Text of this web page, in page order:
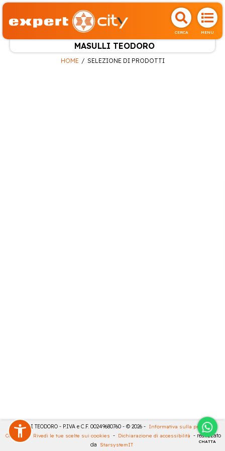
CERCA MENU
MASULLI TEODORO
CHATTA
HOME SELEZIONE DI PRODOTTI
MASULLI TEODORO - P.IVA e C.F. 00249680760 - © 2026 - Informativa sulla privacy -
Cookies
- Rivedi le tue scelte sui cookies - Dichiarazione di accessibilità - realizzato
da StarsystemIT